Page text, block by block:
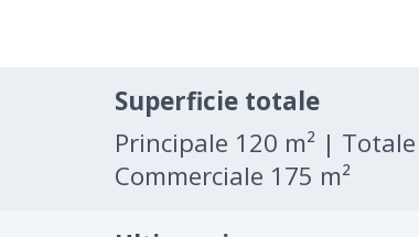
Superficie totale
Principale 120 m² | Totale
Commerciale 175 m²